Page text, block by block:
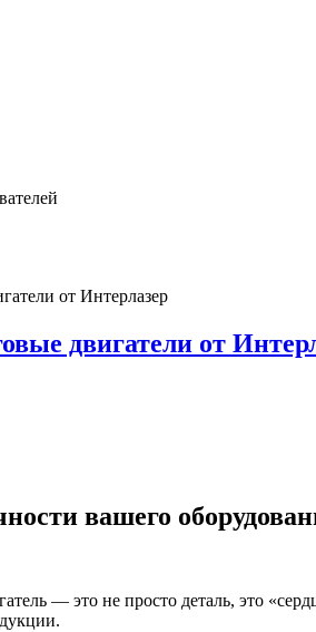
от Интерлазер
двигатели от
вашего
— это не просто деталь, это